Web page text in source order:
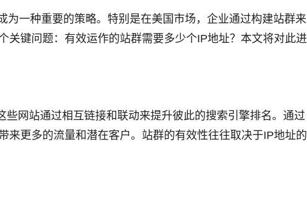
一种重要的策略。特别是在美国市场，企业通过构建站群来
键问题：有效运作的站群需要多少个IP地址？本文将对此进
网站通过相互链接和联动来提升彼此的搜索引擎排名。通过
更多的流量和潜在客户。站群的有效性往往取决于IP地址的